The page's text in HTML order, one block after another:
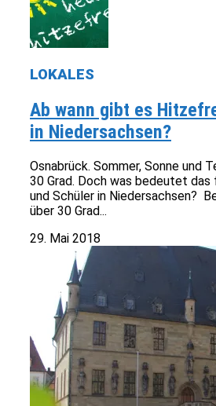
LOKALES
Ab wann gibt es
in Niedersachsen?
Osnabrück. Sommer, Sonne und
30 Grad. Doch was bedeutet das
und Schüler in Niedersachsen?
über 30 Grad...
29. Mai 2018